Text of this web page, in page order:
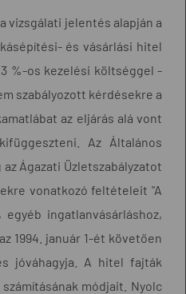
vizsgálati jelentés alapján a
és vásárlási hitel
%-os kezelési költséggel -
szabályozott kérdésekre a
az eljárás alá vont
Az Általános
Ágazati Üzletszabályzatot
vonatkozó feltételeit "A
ingatlanvásárláshoz,
1994. január 1-ét követően
jóváhagyja. A hitel fajták
módjait. Nyolc